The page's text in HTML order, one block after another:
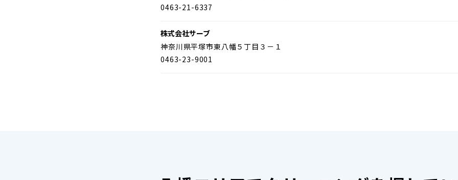
0463-21-6337
株式会社サーブ
神奈川県平塚市東八幡５丁目３－１
0463-23-9001